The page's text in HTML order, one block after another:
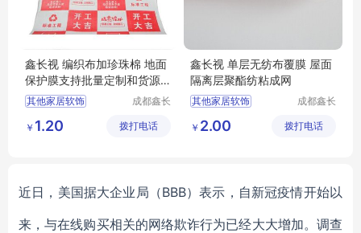
鑫长视 编织布加珍珠棉 地面
保护膜支持批量定制和货源
充足
其他家居软饰
成都鑫长
料有限公
￥ 1.20 拨打电话
鑫长视 单层无纺布覆膜 屋面
隔离层聚酯纺粘成网
其他家居软饰
成都鑫长
料有限公
￥ 2.00 拨打电话
近日，美国据大企业局（BBB）表示，自新冠疫情开始以
来，与在线购买相关的网络欺诈行为已经大大增加。调查